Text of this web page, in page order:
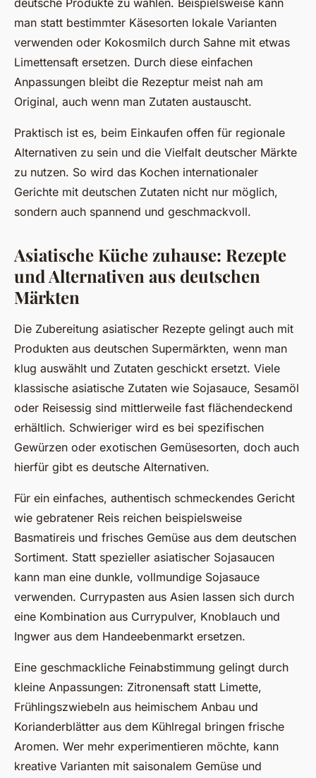
deutsche Produkte zu wählen. Beispielsweise kann
man statt bestimmter Käsesorten lokale Varianten
verwenden oder Kokosmilch durch Sahne mit etwas
Limettensaft ersetzen. Durch diese einfachen
Anpassungen bleibt die Rezeptur meist nah am
Original, auch wenn man Zutaten austauscht.
Praktisch ist es, beim Einkaufen offen für regionale
Alternativen zu sein und die Vielfalt deutscher Märkte
zu nutzen. So wird das Kochen internationaler
Gerichte mit deutschen Zutaten nicht nur möglich,
sondern auch spannend und geschmackvoll.
Asiatische Küche zuhause: Rezepte
und Alternativen aus deutschen
Märkten
Die Zubereitung asiatischer Rezepte gelingt auch mit
Produkten aus deutschen Supermärkten, wenn man
klug auswählt und Zutaten geschickt ersetzt. Viele
klassische asiatische Zutaten wie Sojasauce, Sesamöl
oder Reisessig sind mittlerweile fast flächendeckend
erhältlich. Schwieriger wird es bei spezifischen
Gewürzen oder exotischen Gemüsesorten, doch auch
hierfür gibt es deutsche Alternativen.
Für ein einfaches, authentisch schmeckendes Gericht
wie gebratener Reis reichen beispielsweise
Basmatireis und frisches Gemüse aus dem deutschen
Sortiment. Statt spezieller asiatischer Sojasaucen
kann man eine dunkle, vollmundige Sojasauce
verwenden. Currypasten aus Asien lassen sich durch
eine Kombination aus Currypulver, Knoblauch und
Ingwer aus dem Handeebenmarkt ersetzen.
Eine geschmackliche Feinabstimmung gelingt durch
kleine Anpassungen: Zitronensaft statt Limette,
Frühlingszwiebeln aus heimischem Anbau und
Korianderblätter aus dem Kühlregal bringen frische
Aromen. Wer mehr experimentieren möchte, kann
kreative Varianten mit saisonalem Gemüse und